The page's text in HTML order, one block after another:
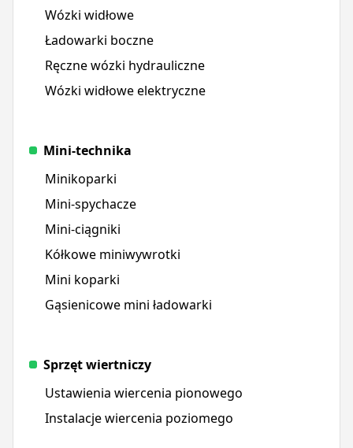
Wózki widłowe
Ładowarki boczne
Ręczne wózki hydrauliczne
Wózki widłowe elektryczne
Mini-technika
Minikoparki
Mini-spychacze
Mini-ciągniki
Kółkowe miniwywrotki
Mini koparki
Gąsienicowe mini ładowarki
Sprzęt wiertniczy
Ustawienia wiercenia pionowego
Instalacje wiercenia poziomego